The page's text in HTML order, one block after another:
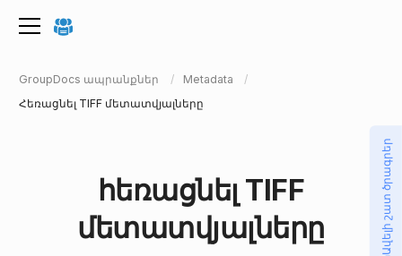
GroupDocs ապրանքներ
Metadata
Հեռացնել TIFF մետատվյալները
հեռացնել TIFF
մետատվյալները
Ավելի շատ ծրագրեր